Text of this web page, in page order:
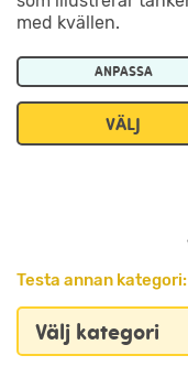
med kvällen.
ANPASSA
VÄLJ
Testa annan kategori: